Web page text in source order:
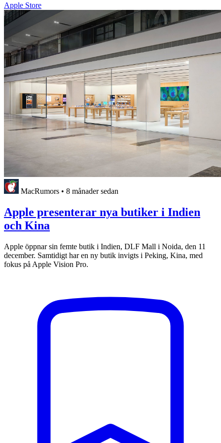
Apple Store
MacRumors • 8 månader sedan
Apple presenterar nya butiker i Indien
och Kina
Apple öppnar sin femte butik i Indien, DLF Mall i Noida, den 11
december. Samtidigt har en ny butik invigts i Peking, Kina, med
fokus på Apple Vision Pro.